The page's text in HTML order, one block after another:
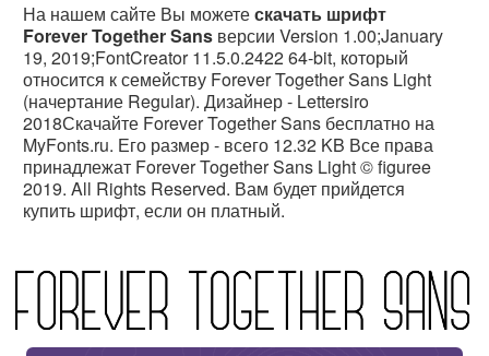
На нашем сайте Вы можетескачать шрифт
Forever Together Sans версии Version 1.00;January
19, 2019;FontCreator 11.5.0.2422 64-bit, который
относится к семейству Forever Together Sans Light
(начертание Regular). Дизайнер - Lettersiro
2018Скачайте Forever Together Sans бесплатно на
MyFonts.ru. Его размер - всего 12.32 KB Все права
принадлежат Forever Together Sans Light © figuree
2019. All Rights Reserved. Вам будет прийдется
купить шрифт, если он платный.